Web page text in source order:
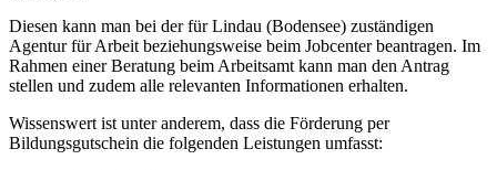
Diesen kann man bei der für Lindau (Bodensee) zuständigen
Agentur für Arbeit beziehungsweise beim Jobcenter beantragen. Im
Rahmen einer Beratung beim Arbeitsamt kann man den Antrag
stellen und zudem alle relevanten Informationen erhalten.
Wissenswert ist unter anderem, dass die Förderung per
Bildungsgutschein die folgenden Leistungen umfasst: